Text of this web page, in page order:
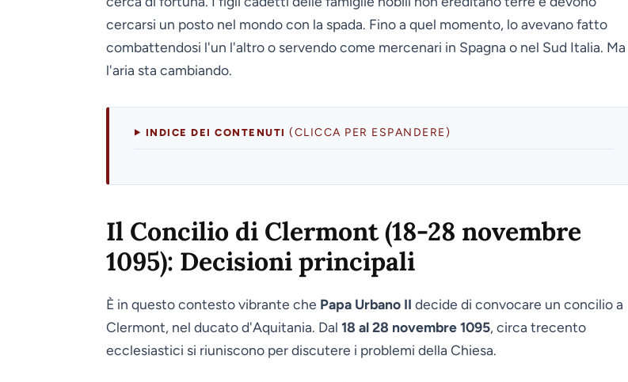
cercarsi un posto nel mondo con la spada. Fino a quel momento, lo avevano fatto
combattendosi l'un l'altro o servendo come mercenari in Spagna o nel Sud Italia. Ma
l'aria sta cambiando.
INDICE DEI CONTENUTI(CLICCA PER ESPANDERE)
Il Concilio di Clermont (18-28 novembre
1095): Decisioni principali
È in questo contesto vibrante che Papa Urbano II decide di convocare un concilio a
Clermont, nel ducato d'Aquitania. Dal 18 al 28 novembre 1095, circa trecento
ecclesiastici si riuniscono per discutere i problemi della Chiesa.